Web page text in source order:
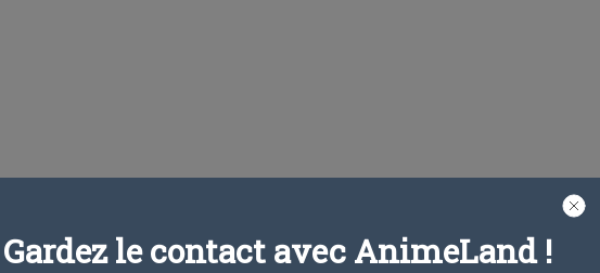
Gardez le contact avec AnimeLand !